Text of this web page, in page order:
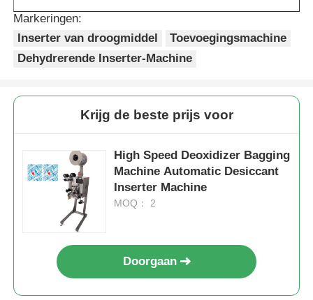
Netzakverpakkingsmachine
Verticale Verpakkingsmachine
Horizontale Verpakkingsmachine
Verpakkingsmachine voor visueel tellen
Verpakkingsmachine voor weegmachines met
Markeringen:
Inserter van droogmiddel
Toevoegingsmachine
Dehydrerende Inserter-Machine
Krijg de beste prijs voor
High Speed Deoxidizer Bagging
Machine Automatic Desiccant
Inserter Machine
MOQ： 2
Doorgaan